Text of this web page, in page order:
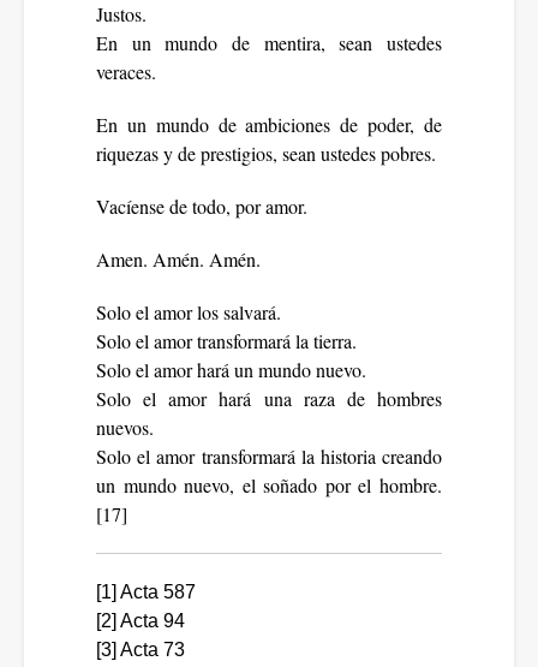
Justos.
En un mundo de mentira, sean ustedes
veraces.
En un mundo de ambiciones de poder, de
riquezas y de prestigios, sean ustedes pobres.
Vacíense de todo, por amor.
Amen. Amén. Amén.
Solo el amor los salvará.
Solo el amor transformará la tierra.
Solo el amor hará un mundo nuevo.
Solo el amor hará una raza de hombres
nuevos.
Solo el amor transformará la historia creando
un mundo nuevo, el soñado por el hombre.
[17]
[1] Acta 587
[2] Acta 94
[3] Acta 73